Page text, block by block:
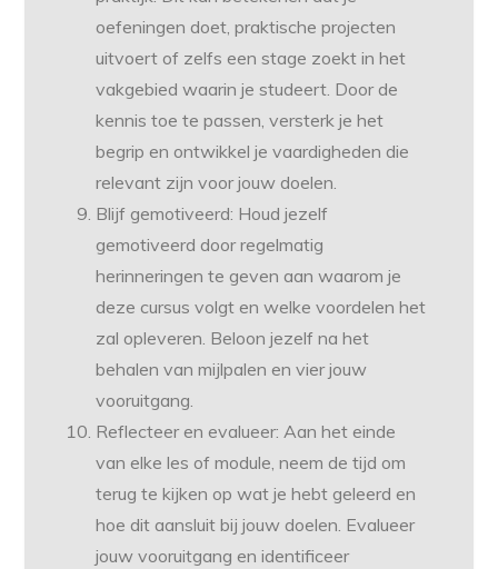
oefeningen doet, praktische projecten
uitvoert of zelfs een stage zoekt in het
vakgebied waarin je studeert. Door de
kennis toe te passen, versterk je het
begrip en ontwikkel je vaardigheden die
relevant zijn voor jouw doelen.
Blijf gemotiveerd: Houd jezelf
gemotiveerd door regelmatig
herinneringen te geven aan waarom je
deze cursus volgt en welke voordelen het
zal opleveren. Beloon jezelf na het
behalen van mijlpalen en vier jouw
vooruitgang.
Reflecteer en evalueer: Aan het einde
van elke les of module, neem de tijd om
terug te kijken op wat je hebt geleerd en
hoe dit aansluit bij jouw doelen. Evalueer
jouw vooruitgang en identificeer